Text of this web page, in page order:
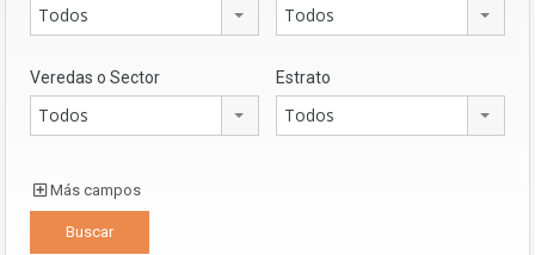
Todos Todos
Veredas o Sector
Todos
Estrato
Todos
Más campos